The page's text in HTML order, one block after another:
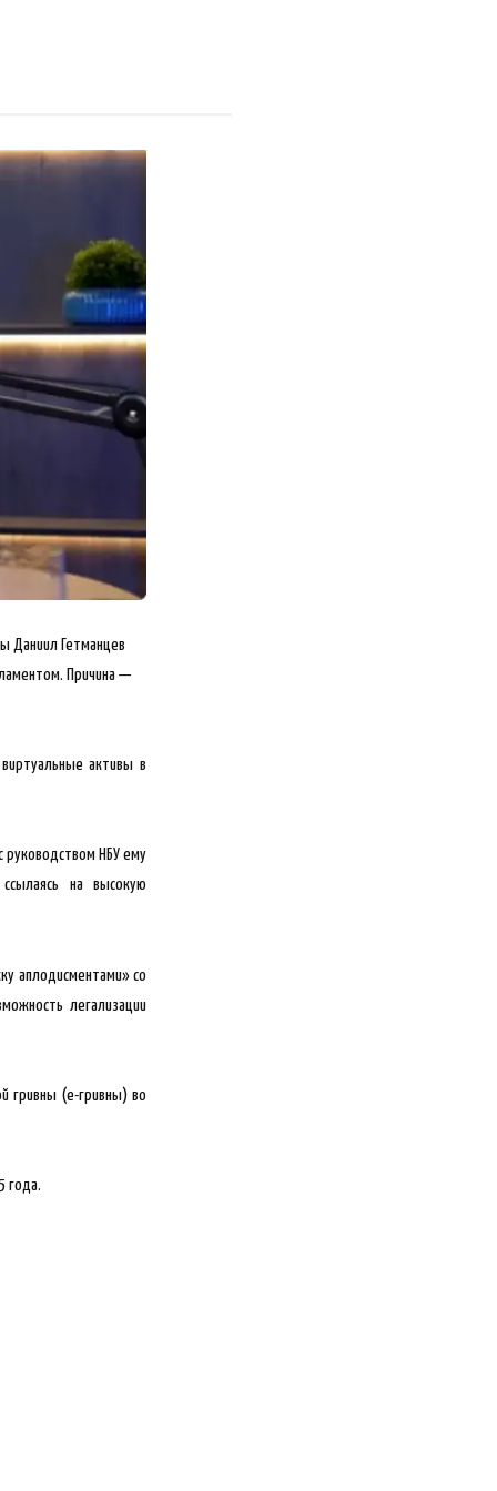
Даниил Гетманцев
Причина —
активы в
руководством НБУ ему
на высокую
аплодисментами» со
легализации
гривны (е-гривны) во
года.